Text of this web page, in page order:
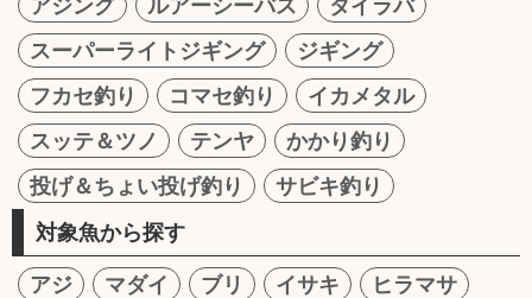
アジング
ルアーシーバス
タイラバ
スーパーライトジギング
ジギング
フカセ釣り
コマセ釣り
イカメタル
スッテ＆ツノ
テンヤ
かかり釣り
投げ＆ちょい投げ釣り
サビキ釣り
対象魚から探す
アジ マダイ ブリ イサキ
ヒラマサ